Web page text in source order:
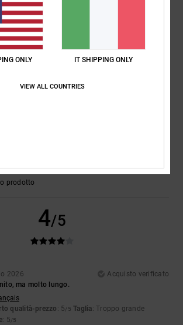
qualità-prezzo
: 5/5
prodotto
prodotto
4/5
2026
Acquisto verificato
ma molto lungo.
qualità-prezzo : 5/5 Taglia: Troppo grande
: 5/5
ONLY IT SHIPPING ONLY
VIEW ALL COUNTRIES